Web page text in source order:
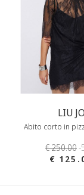
LIU JO
Abito corto in
€ 250.00-
€